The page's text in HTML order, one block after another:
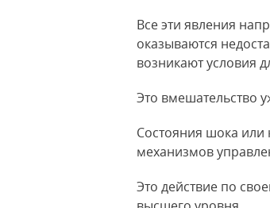
Все эти явления
оказываются
возникают условия
Это вмешательство
Состояния шока или
механизмов
Это действие по